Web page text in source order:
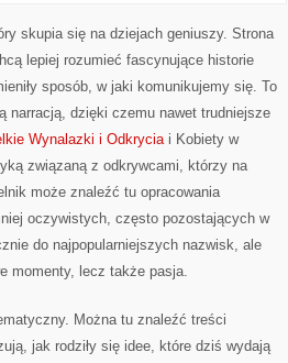
skupia się na dziejach geniuszy. Strona
lepiej rozumieć fascynujące historie
sposób, w jaki komunikujemy się. To
narracją, dzięki czemu nawet trudniejsze
Wynalazki i Odkryciai Kobiety w
związaną z odkrywcami, którzy na
może znaleźć tu opracowania
oczywistych, często pozostających w
do najpopularniejszych nazwisk, ale
momenty, lecz także pasja.
Można tu znaleźć treści
jak rodziły się idee, które dziś wydają